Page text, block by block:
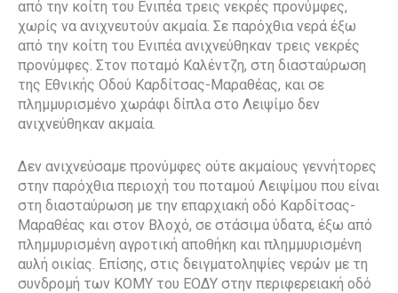
από την κοίτη του Ενιπέα τρεις νεκρές προνύμφες,
χωρίς να ανιχνευτούν ακμαία. Σε παρόχθια νερά έξω
από την κοίτη του Ενιπέα ανιχνεύθηκαν τρεις νεκρές
προνύμφες. Στον ποταμό Καλέντζη, στη διασταύρωση
της Εθνικής Οδού Καρδίτσας-Μαραθέας, και σε
πλημμυρισμένο χωράφι δίπλα στο Λειψίμο δεν
ανιχνεύθηκαν ακμαία.
Δεν ανιχνεύσαμε προνύμφες ούτε ακμαίους γεννήτορες
στην παρόχθια περιοχή του ποταμού Λειψίμου που είναι
στη διασταύρωση με την επαρχιακή οδό Καρδίτσας-
Μαραθέας και στον Βλοχό, σε στάσιμα ύδατα, έξω από
πλημμυρισμένη αγροτική αποθήκη και πλημμυρισμένη
αυλή οικίας. Επίσης, στις δειγματοληψίες νερών με τη
συνδρομή των ΚΟΜΥ του ΕΟΔΥ στην περιφερειακή οδό